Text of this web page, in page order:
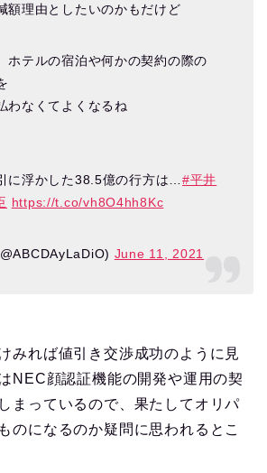
額理由としたいのかもだけど
ホテルの宿泊や何かの契約の際の
わなくてよくなるね
に浮かした38.5億の行方は…#平井
https://t.co/vh8O4hh8Kc
June 11, 2021
みれば値引き交渉成功のように見
NEC顔認証機能の開発や運用の契
まっているので、果たしてオリパ
のになるのか疑問に思われるとこ